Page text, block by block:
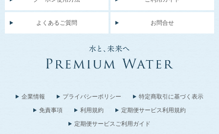
よくあるご質問 お問合せ
企業情報 プライバシーポリシー
特定商取引に基づく表示
免責事項
利用規約
定期便サービス利用規約
定期便サービスご利用ガイド